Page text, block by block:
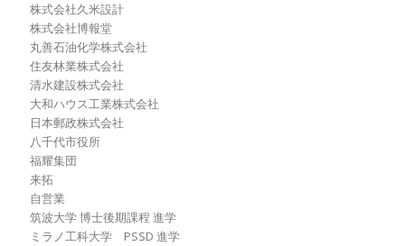
株式会社久米設計
株式会社博報堂
丸善石油化学株式会社
住友林業株式会社
清水建設株式会社
大和ハウス工業株式会社
日本郵政株式会社
八千代市役所
福耀集団
来拓
自営業
筑波大学 博士後期課程 進学
ミラノ工科大学 PSSD 進学